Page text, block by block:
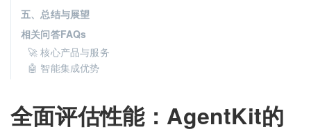
全面评估性能：AgentKit的
五、总结与展望
相关问答FAQs
🚀 核心产品与服务
🤖 智能集成优势